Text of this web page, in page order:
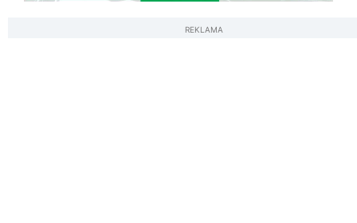
REKLAMA